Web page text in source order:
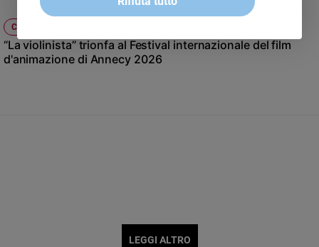
Riflessioni
Foto
CINEMA, TV E STREAMING
“La violinista” trionfa al Festival internazionale del film
d'animazione di Annecy 2026
LEGGI ALTRO